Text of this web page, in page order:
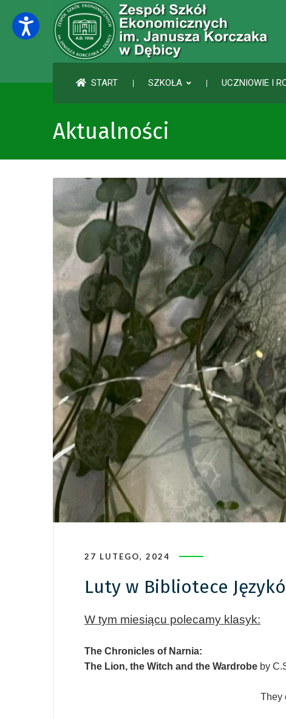
START SZKOŁA UCZNIOWIE I
Aktualności
27 LUTEGO, 2024
Luty w Bibliotece
W tym miesiącu polecamy klasyk:
The Chronicles of Narnia:
The Lion, the Witch and the Wardrobe by
They